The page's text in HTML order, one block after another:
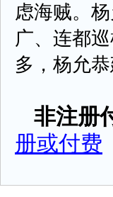
虑海贼。
广、连都
多，杨允
非注册
册或付费